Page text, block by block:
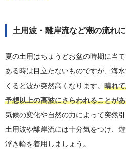
土用波・離岸流など潮の流れ
夏の土用はちょうどお盆の時期に当
ある時は目立たないものですが、海
くると波が突然高くなります。 晴れ
予想以上の高波にさらわれることが
気候の変化や自然の力によって突然
土用波や離岸流には十分気をつけ、
浮き輪を着用しましょう。